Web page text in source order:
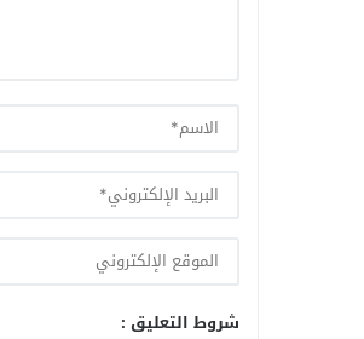
شروط التعليق :